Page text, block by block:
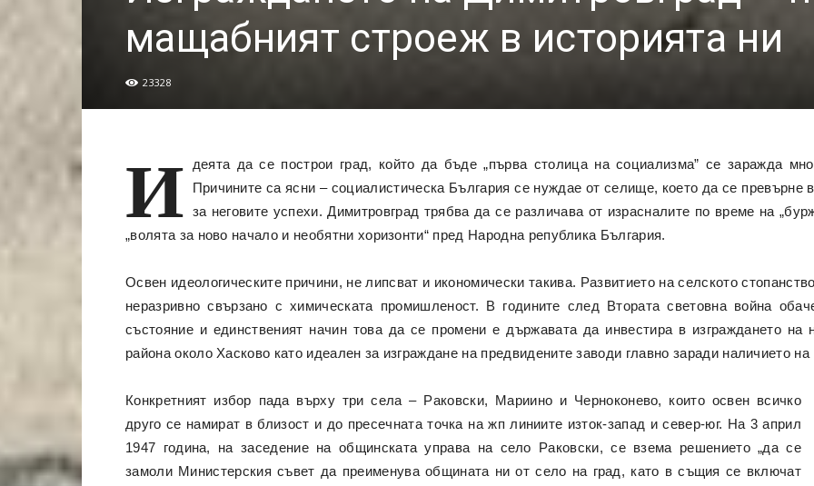
мащабният строеж в историята ни
23328
И
деята да се построи град, който да бъде „първа столица на социализма” се заражда
Причините са ясни – социалистическа България се нуждае от селище, което да се превърне
за неговите успехи. Димитровград трябва да се различава от израсналите по време на
„волята за ново начало и необятни хоризонти“ пред Народна република България.
Освен идеологическите причини, не липсват и икономически такива. Развитието на селското
неразривно свързано с химическата промишленост. В годините след Втората световна война
състояние и единственият начин това да се промени е държавата да инвестира в изграждането
района около Хасково като идеален за изграждане на предвидените заводи главно заради наличието
Конкретният избор пада върху три села – Раковски, Мариино и Черноконево, които освен всичко
друго се намират в близост и до пресечната точка на жп линиите изток-запад и север-юг. На 3 април
1947 година, на заседение на общинската управа на село Раковски, се взема решението „да се
замоли Министерския съвет да преименува общината ни от село на град, като в същия се включат